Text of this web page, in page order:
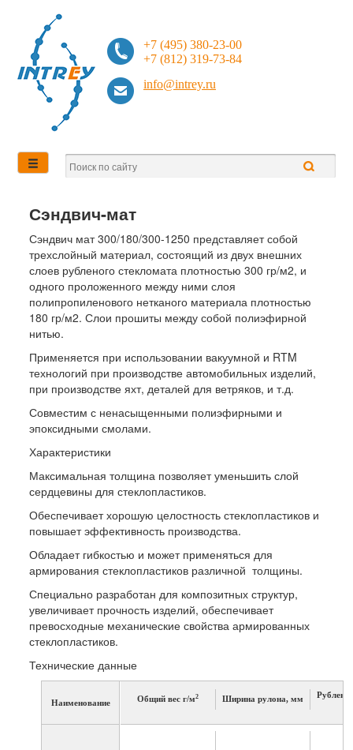
+7 (495) 380-23-00
+7 (812) 319-73-84
info@intrey.ru
Сэндвич-мат
Сэндвич мат 300/180/300-1250 представляет собой
трехслойный материал, состоящий из двух внешних
слоев рубленого стекломата плотностью 300 гр/м2, и
одного проложенного между ними слоя
полипропиленового нетканого материала плотностью
180 гр/м2. Слои прошиты между собой полиэфирной
нитью.
Применяется при использовании вакуумной и RTM
технологий при производстве автомобильных изделий,
при производстве яхт, деталей для ветряков, и т.д.
Совместим с ненасыщенными полиэфирными и
эпоксидными смолами.
Характеристики
Максимальная толщина позволяет уменьшить слой
сердцевины для стеклопластиков.
Обеспечивает хорошую целостность стеклопластиков и
повышает эффективность производства.
Обладает гибкостью и может применяться для
армирования стеклопластиков различной толщины.
Специально разработан для композитных структур,
увеличивает прочность изделий, обеспечивает
превосходные механические свойства армированных
стеклопластиков.
Технические данные
Наименование Общий вес г/м2 Ширина рулона, мм